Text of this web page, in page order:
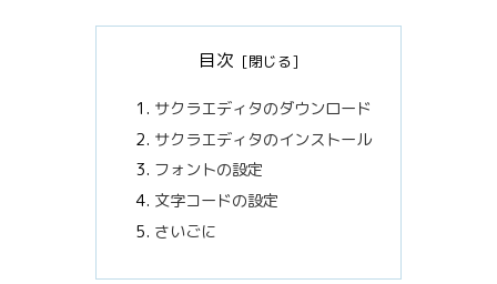
目次
サクラエディタのダウンロード
サクラエディタのインストール
フォントの設定
文字コードの設定
さいごに